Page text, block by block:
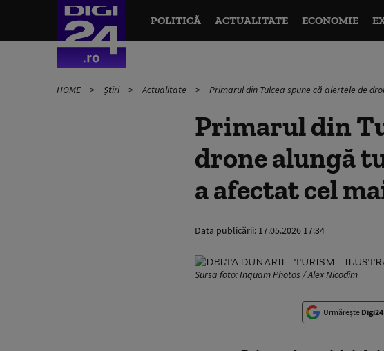
POLITICĂ ACTUALITATE ECONOMIE
HOME Știri Actualitate Primarul din Tulcea spune că alertele de
Primarul din
drone alungă
a afectat cel
Data publicării: 17.05.2026 17:34
Sursa foto: Inquam Photos / Alex Nicodim
Urmărește Digi24